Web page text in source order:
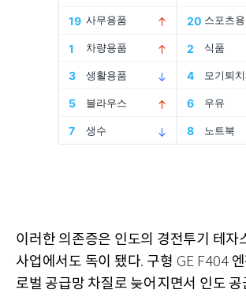
이러한 의존증은 인도의 경전투기 테자
사업에서도 독이 됐다. 구형 GE F404
로벌 공급망 차질로 늦어지면서 인도 공